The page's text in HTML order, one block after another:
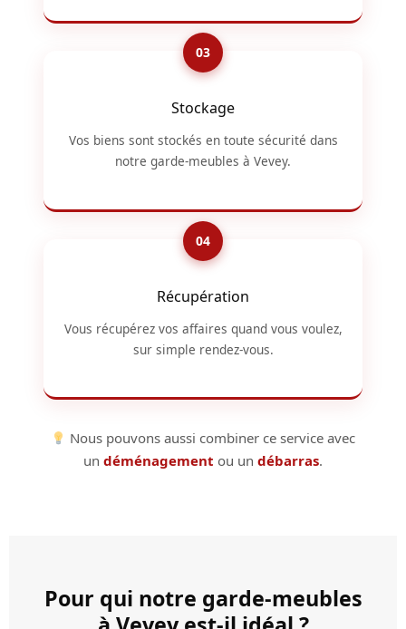
Stockage
Vos biens sont stockés en toute sécurité dans
notre garde-meubles à Vevey.
Récupération
Vous récupérez vos affaires quand vous voulez,
sur simple rendez-vous.
Nous pouvons aussi combiner ce service avec
un déménagement ou un débarras.
Pour qui notre garde-meubles